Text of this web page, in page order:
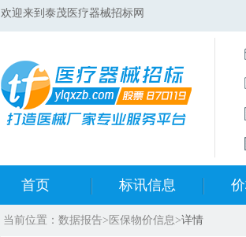
欢迎来到泰茂医疗器械招标网
首页 标讯信息
集采标讯动态
当前位置： 数据报告> 医保物价信息>详情